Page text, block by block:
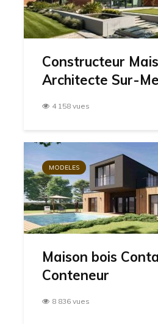
Constructeur
Architecte Sur-
4 158 vues
MODELES
Maison bois
Conteneur
8 836 vues